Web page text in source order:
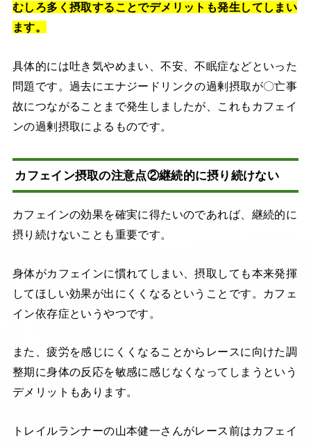
むしろ多く摂取することでデメリットも発生してしまい
ます。
具体的には吐き気やめまい、不安、不眠症などといった
問題です。過去にエナジードリンクの過剰摂取が〇亡事
故につながることまで発生しましたが、これもカフェイ
ンの過剰摂取によるものです。
カフェイン摂取の注意点②継続的に摂り続けない
カフェインの効果を確実に得たいのであれば、継続的に
摂り続けないことも重要です。
身体がカフェインに慣れてしまい、摂取しても本来発揮
してほしい効果が出にくくなるということです。カフェ
イン依存症というやつです。
また、疲労を感じにくくなることからレースに向けた調
整期に身体の反応を敏感に感じなくなってしまうという
デメリットもあります。
トレイルランナーの山本健一さんがレース前はカフェイ